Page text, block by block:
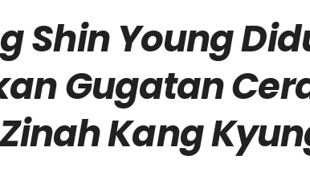
Shin Young
Gugatan
Kang